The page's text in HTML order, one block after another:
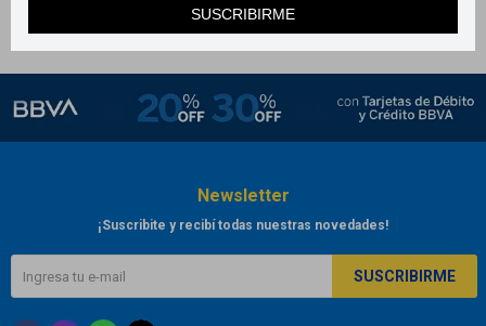
SUSCRIBIRME
Newsletter
¡Suscribite y recibí todas nuestras novedades!
SUSCRIBIRME